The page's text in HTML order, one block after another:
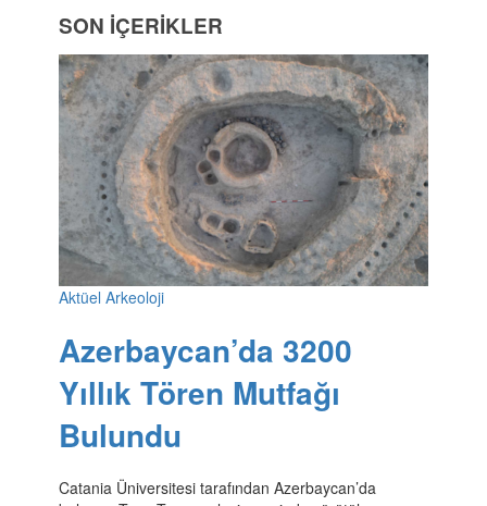
SON İÇERİKLER
Aktüel Arkeoloji
Azerbaycan’da 3200
Yıllık Tören Mutfağı
Bulundu
Catania Üniversitesi tarafından Azerbaycan’da